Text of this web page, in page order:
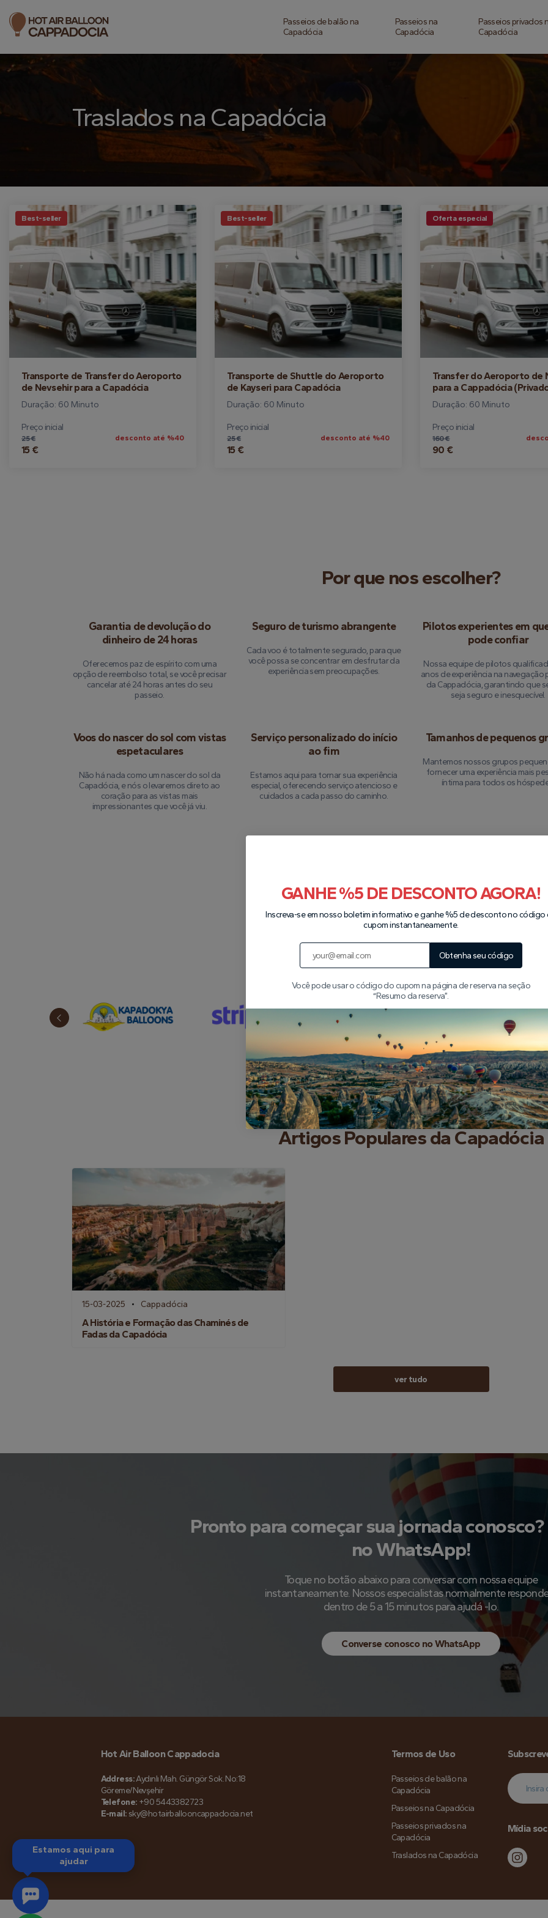
Passeios de balão na
Capadócia
Passeios na
Capadócia
Passeios privados
Capadócia
Traslados na Capadócia
Best-seller
Transporte de Transfer do Aeroporto
de Nevsehir para a Capadócia
Duração: 60 Minuto
Preço inicial
25 €
15 €
desconto até %40
Best-seller
Transporte de Shuttle do Aeroporto
de Kayseri para Capadócia
Duração: 60 Minuto
Preço inicial
25 €
15 €
desconto até %40
Oferta especial
Transfer do Aeroporto de
para a Cappadócia
Duração: 60 Minuto
Preço inicial
160 €
90 €
Por que nos escolher?
Garantia de devolução do
dinheiro de 24 horas
Oferecemos paz de espírito com uma
opção de reembolso total, se você precisar
cancelar até 24 horas antes do seu
passeio.
Seguro de turismo abrangente
Cada voo é totalmente segurado, para que
você possa se concentrar em desfrutar da
experiência sem preocupações.
Pilotos experientes em
pode confiar
Nossa equipe de pilotos
anos de experiência na navegação
da Cappadócia, garantindo que
seja seguro e inesquecível.
Voos do nascer do sol com vistas
espetaculares
Não há nada como um nascer do sol da
Capadócia, e nós o levaremos direto ao
coração para as vistas mais
impressionantes que você já viu.
Serviço personalizado do início
ao fim
Estamos aqui para tornar sua experiência
especial, oferecendo serviço atencioso e
cuidados a cada passo do caminho.
Tamanhos de pequenos
Mantemos nossos grupos
fornecer uma experiência mais
íntima para todos os
Nossos parceiros
Artigos Populares da Capadócia
15-03-2025 Cappadócia
A História e Formação das Chaminés de
Fadas da Capadócia
ver tudo
Pronto para começar sua jornada conosco?
no WhatsApp!
Toque no botão abaixo para conversar com nossa equipe
instantaneamente. Nossos especialistas normalmente
dentro de 5 a 15 minutos para ajudá -lo.
Converse conosco no WhatsApp
Hot Air Balloon Cappadocia
Address:Aydınlı Mah. Güngör Sok. No:18
Göreme/Nevşehir
Telefone: +90 5443382723
E-mail: sky@hotairballooncappadocia.net
Termos de Uso
Passeios de balão na
Capadócia
Passeios na Capadócia
Passeios privados na
Capadócia
Traslados na Capadócia
Mídia
GANHE %5 DE DESCONTO AGORA!
Inscreva-se em nosso boletim informativo e ganhe %5 de desconto no código
cupom instantaneamente.
Obtenha seu código
Você pode usar o código do cupom na página de reserva na seção
“Resumo da reserva”.
Estamos aqui para
ajudar